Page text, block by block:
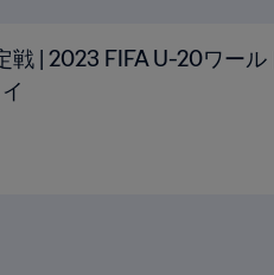
戦 | 2023 FIFA U-20ワー